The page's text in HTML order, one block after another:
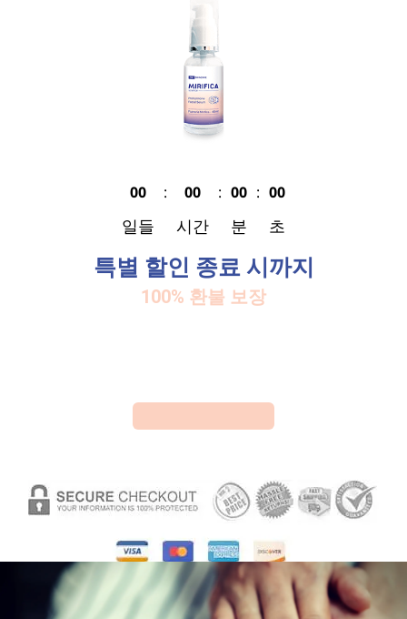
00
일들
: 00
시간
: 00
분
: 00
초
특별 할인 종료 시까지
100% 환불 보장